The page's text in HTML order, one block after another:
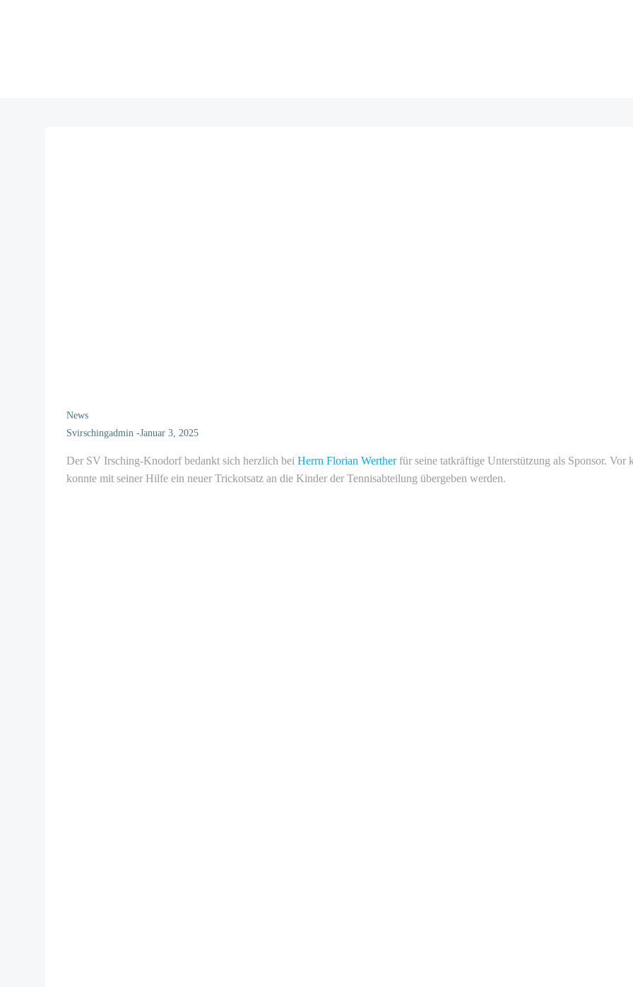
News
Svirschingadmin -Januar 3, 2025
Der SV Irsching-Knodorf bedankt sich herzlich bei Herrn Florian Wertherfür seine tatkräftige Unterstützung als Sponsor. Vor
konnte mit seiner Hilfe ein neuer Trickotsatz an die Kinder der Tennisabteilung übergeben werden.